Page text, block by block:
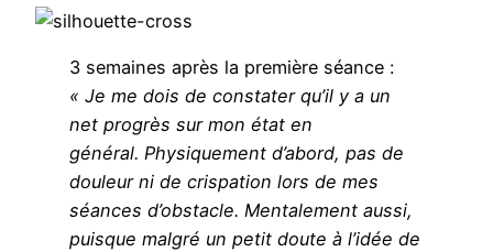
3 semaines après la première séance :
« Je me dois de constater qu’il y a un
net progrès sur mon état en
général. Physiquement d’abord, pas de
douleur ni de crispation lors de mes
séances d’obstacle. Mentalement aussi,
puisque malgré un petit doute à l’idée de